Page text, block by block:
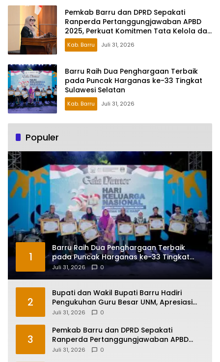
Pemkab Barru dan DPRD Sepakati
Ranperda Pertanggungjawaban APBD
2025, Perkuat Komitmen Tata Kelola dan
Perlindungan Anak
Kab. Barru Juli 31, 2026
Barru Raih Dua Penghargaan Terbaik
pada Puncak Harganas ke-33 Tingkat
Sulawesi Selatan
Kab. Barru Juli 31, 2026
Populer
1
Barru Raih Dua Penghargaan Terbaik
pada Puncak Harganas ke-33 Tingkat
Sulawesi Selatan
Juli 31, 2026 0
2
Bupati dan Wakil Bupati Barru Hadiri
Pengukuhan Guru Besar UNM, Apresiasi
Capaian Prof. Kamaruddin Hasan
Juli 31, 2026 0
3
Pemkab Barru dan DPRD Sepakati
Ranperda Pertanggungjawaban APBD
2025, Perkuat Komitmen Tata Kelola dan
Juli 31, 2026 0